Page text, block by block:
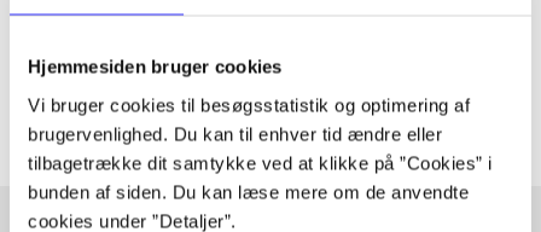
Hjemmesiden bruger cookies
Vi bruger cookies til besøgsstatistik og optimering af
brugervenlighed. Du kan til enhver tid ændre eller
tilbagetrække dit samtykke ved at klikke på ”Cookies” i
bunden af siden. Du kan læse mere om de anvendte
cookies under ”Detaljer”.
Artiklerne i handler ofte om